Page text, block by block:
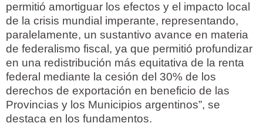
permitió amortiguar los efectos y el impacto local
de la crisis mundial imperante, representando,
paralelamente, un sustantivo avance en materia
de federalismo fiscal, ya que permitió profundizar
en una redistribución más equitativa de la renta
federal mediante la cesión del 30% de los
derechos de exportación en beneficio de las
Provincias y los Municipios argentinos”, se
destaca en los fundamentos.